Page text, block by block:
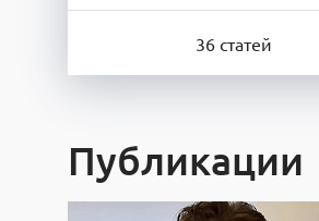
36 статей
Публикации